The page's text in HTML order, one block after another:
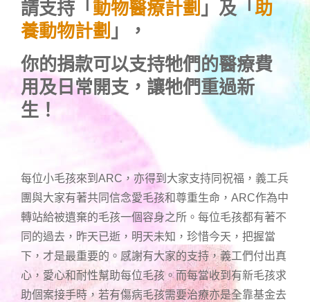
請支持「 動物醫療計劃 」及「助
養動物計劃 」，
你的捐款可以支持牠們的醫療費
用及日常開支，讓牠們重過新
生！
每位小毛孩來到ARC，亦得到大家支持同祝福，義工兵
團與大家有著共同信念愛毛孩和尊重生命，ARC作為中
轉站給被遺棄的毛孩一個容身之所。每位毛孩都有著不
同的過去，昨天已逝，明天未知，珍惜今天，把握當
下，才是最重要的。感謝有大家的支持，義工們付出真
心，愛心和耐性幫助每位毛孩。而每當收到有新毛孩求
助個案接手時，若有傷病毛孩需要治療亦是全靠基金去